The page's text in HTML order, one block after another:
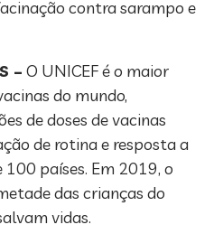
contra sarampo e
– O UNICEF é o maior
do mundo,
de doses de vacinas
de rotina e resposta a
países. Em 2019, o
das crianças do
vidas.